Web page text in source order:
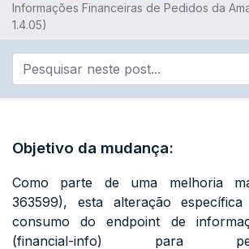
Informações Financeiras de Pedidos da
1.4.05)
Objetivo da mudança:
Como parte de uma melhoria
363599), esta alteração
consumo do endpoint de
(financial-info) para